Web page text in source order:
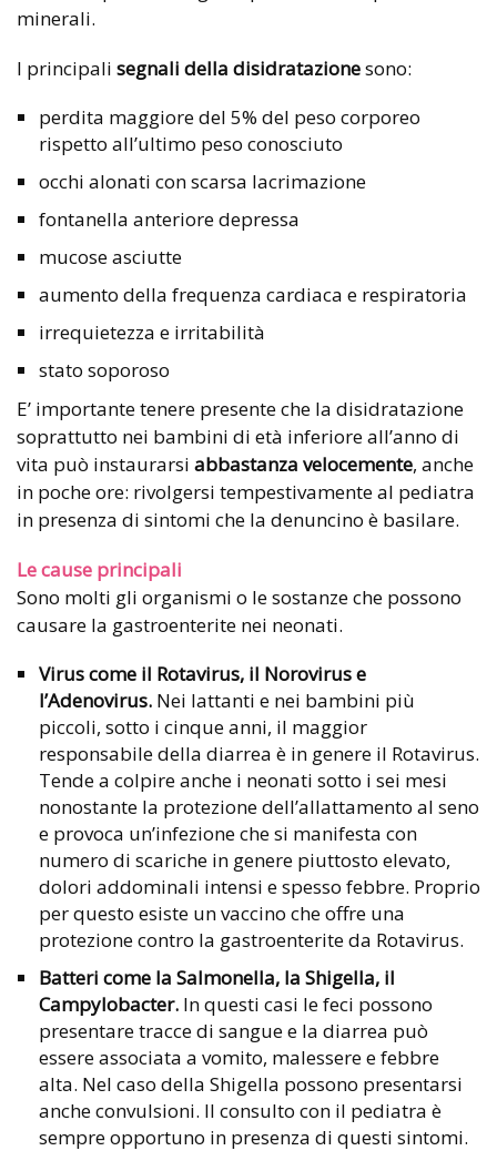
minerali.
I principali segnali della disidratazionesono:
perdita maggiore del 5% del peso corporeo
rispetto all’ultimo peso conosciuto
occhi alonati con scarsa lacrimazione
fontanella anteriore depressa
mucose asciutte
aumento della frequenza cardiaca e respiratoria
irrequietezza e irritabilità
stato soporoso
E’ importante tenere presente che la disidratazione
soprattutto nei bambini di età inferiore all’anno di
vita può instaurarsi abbastanza velocemente, anche
in poche ore: rivolgersi tempestivamente al pediatra
in presenza di sintomi che la denuncino è basilare.
Le cause principali
Sono molti gli organismi o le sostanze che possono
causare la gastroenterite nei neonati.
Virus come il Rotavirus, il Norovirus e
l’Adenovirus. Nei lattanti e nei bambini più
piccoli, sotto i cinque anni, il maggior
responsabile della diarrea è in genere il Rotavirus.
Tende a colpire anche i neonati sotto i sei mesi
nonostante la protezione dell’allattamento al seno
e provoca un’infezione che si manifesta con
numero di scariche in genere piuttosto elevato,
dolori addominali intensi e spesso febbre. Proprio
per questo esiste un vaccino che offre una
protezione contro la gastroenterite da Rotavirus.
Batteri come la Salmonella, la Shigella, il
Campylobacter. In questi casi le feci possono
presentare tracce di sangue e la diarrea può
essere associata a vomito, malessere e febbre
alta. Nel caso della Shigella possono presentarsi
anche convulsioni. Il consulto con il pediatra è
sempre opportuno in presenza di questi sintomi.